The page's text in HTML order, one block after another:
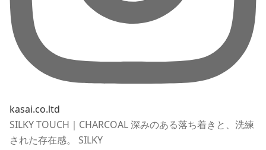
kasai.co.ltd
SILKY TOUCH｜CHARCOAL 深みのある落ち着きと、洗練
された存在感。 SILKY